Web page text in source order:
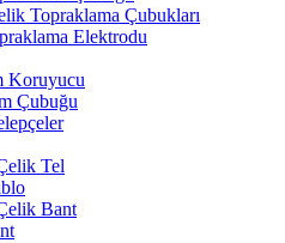
Topraklama Çubukları
Elektrodu
Koruyucu
Çubuğu
Tel
Bant